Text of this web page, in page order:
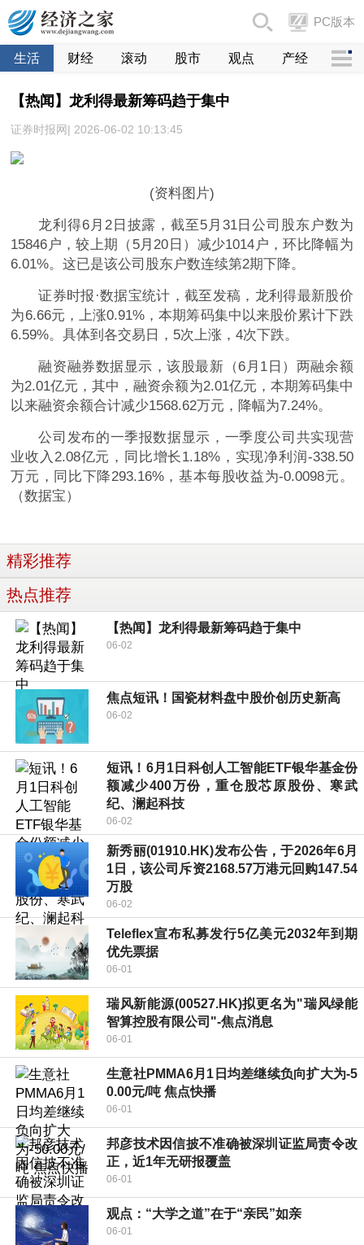
PC版本
生活 财经 滚动 股市 观点 产经
【热闻】龙利得最新筹码趋于集中
证券时报网| 2026-06-02 10:13:45
(资料图片)
龙利得6月2日披露，截至5月31日公司股东户数为
15846户，较上期（5月20日）减少1014户，环比降幅为
6.01%。这已是该公司股东户数连续第2期下降。
证券时报·数据宝统计，截至发稿，龙利得最新股价
为6.66元，上涨0.91%，本期筹码集中以来股价累计下跌
6.59%。具体到各交易日，5次上涨，4次下跌。
融资融券数据显示，该股最新（6月1日）两融余额
为2.01亿元，其中，融资余额为2.01亿元，本期筹码集中
以来融资余额合计减少1568.62万元，降幅为7.24%。
公司发布的一季报数据显示，一季度公司共实现营
业收入2.08亿元，同比增长1.18%，实现净利润-338.50
万元，同比下降293.16%，基本每股收益为-0.0098元。
（数据宝）
精彩推荐
热点推荐
【热闻】龙利得最新筹码趋于集中
06-02
焦点短讯！国瓷材料盘中股价创历史新高
06-02
短讯！6月1日科创人工智能ETF银华基金份
额减少400万份，重仓股芯原股份、寒武
纪、澜起科技
06-02
新秀丽(01910.HK)发布公告，于2026年6月
1日，该公司斥资2168.57万港元回购147.54
万股
06-02
Teleflex宣布私募发行5亿美元2032年到期
优先票据
06-01
瑞风新能源(00527.HK)拟更名为"瑞风绿能
智算控股有限公司"-焦点消息
06-01
生意社PMMA6月1日均差继续负向扩大为-5
0.00元/吨 焦点快播
06-01
邦彦技术因信披不准确被深圳证监局责令改
正，近1年无研报覆盖
06-01
观点：“大学之道”在于“亲民”如亲
06-01